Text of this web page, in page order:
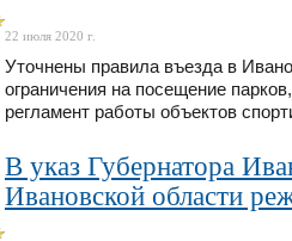
22 июля 2020 г.
Уточнены правила въезда в
ограничения на посещение
регламент работы объектов
В указ Губернатора
Ивановской области